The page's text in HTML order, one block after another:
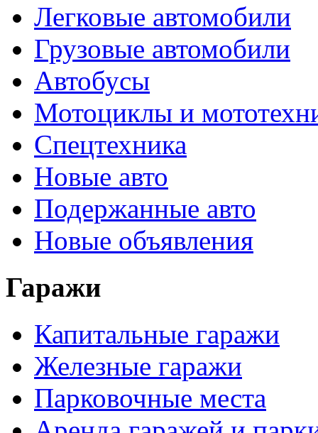
Легковые автомобили
Грузовые автомобили
Автобусы
Мотоциклы и
Спецтехника
Новые авто
Подержанные авто
Новые объявления
Гаражи
Капитальные гаражи
Железные гаражи
Парковочные места